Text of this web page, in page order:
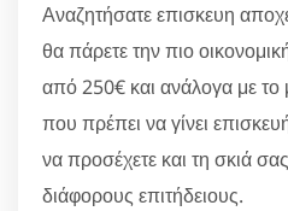
Αναζητήσατε επισκευη
θα πάρετε την πιο
από 250€ και ανάλογα με
που πρέπει να γίνει
να προσέχετε και τη σκιά
διάφορους επιτήδειους.